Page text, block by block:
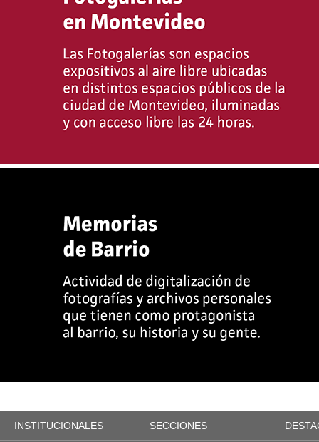
INSTITUCIONALES SECCIONES